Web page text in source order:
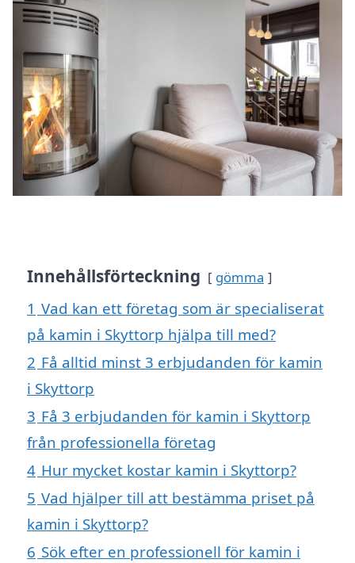
Innehållsförteckning gömma
1 Vad kan ett företag som är specialiserat
på kamin i Skyttorp hjälpa till med?
2 Få alltid minst 3 erbjudanden för kamin
i Skyttorp
3 Få 3 erbjudanden för kamin i Skyttorp
från professionella företag
4 Hur mycket kostar kamin i Skyttorp?
5 Vad hjälper till att bestämma priset på
kamin i Skyttorp?
6 Sök efter en professionell för kamin i